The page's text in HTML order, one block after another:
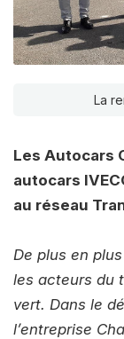
La
Les Autocars
autocars
au réseau
De plus en
les acteurs du
vert. Dans le
l’entreprise